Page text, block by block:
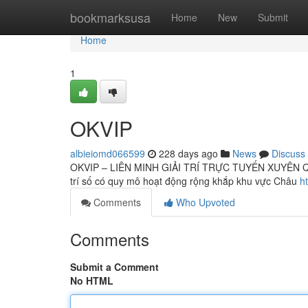
bookmarksusa Home New Submit
Home
Home
1
OKVIP
albieiomd066599 228 days ago News
Discuss
OKVIP – LIÊN MINH GIẢI TRÍ TRỰC TUYẾN
trí số có quy mô hoạt động rộng khắp khu vực Châu
Comments
Who Upvoted
Comments
Submit a Comment
No HTML